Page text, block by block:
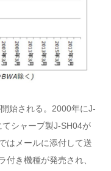
始される。2000年にJ-
シャープ製J-SH04が
はメールに添付して送
付き機種が発売され、